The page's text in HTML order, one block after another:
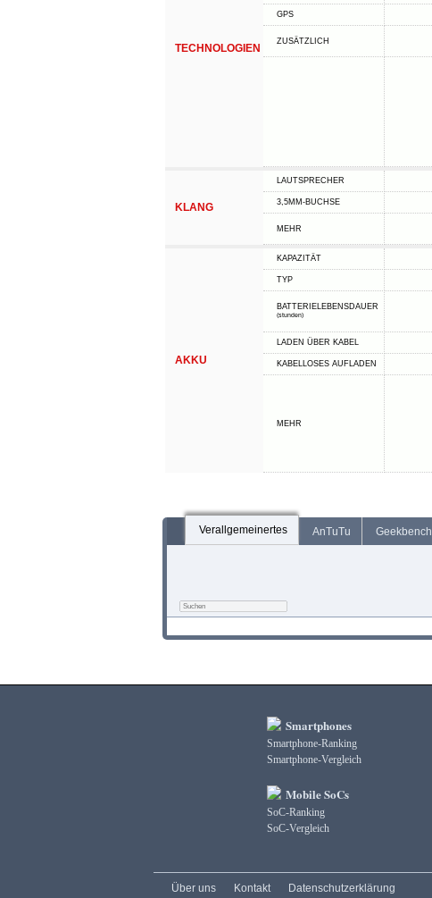
TECHNOLOGIEN
GPS
ZUSÄTZLICH
KLANG
LAUTSPRECHER
3,5MM-BUCHSE
MEHR
AKKU
KAPAZITÄT
TYP
BATTERIELEBENSDAUER
(stunden)
LADEN ÜBER KABEL
KABELLOSES AUFLADEN
MEHR
Verallgemeinertes AnTuTu Geekbench
Smartphones
Smartphone-Ranking
Smartphone-Vergleich
Mobile SoCs
SoC-Ranking
SoC-Vergleich
Über uns Kontakt Datenschutzerklärung